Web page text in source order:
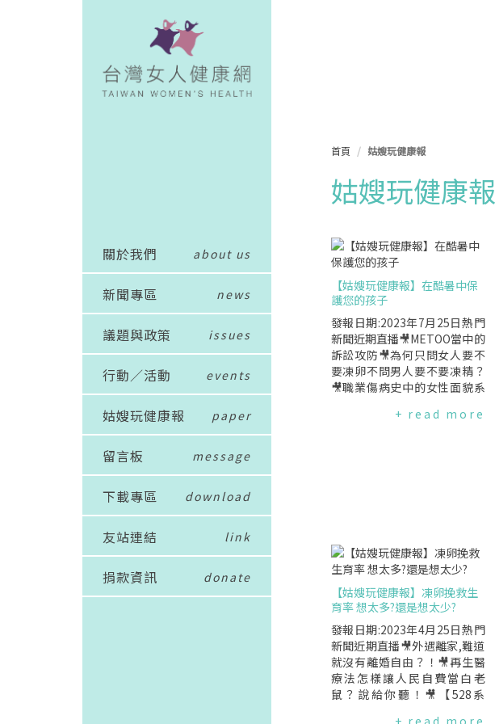
關於我們 about us
新聞專區 news
議題與政策 issues
行動／活動 events
姑嫂玩健康報 paper
留言板 message
下載專區 download
友站連結 link
捐款資訊 donate
首頁 姑嫂玩健康報
姑嫂玩健康報
【姑嫂玩健康報】在酷暑中保
護您的孩子
發報日期:2023年7月25日熱門
新聞近期直播🎥METOO當中的
訴訟攻防🎥為何只問女人要不
要凍卵不問男人要不要凍精？
🎥職業傷病史中的女性面貌系
+ read more
【姑嫂玩健康報】凍卵挽救生
育率 想太多?還是想太少?
發報日期:2023年4月25日熱門
新聞近期直播🎥外遇離家,難道
就沒有離婚自由？！🎥再生醫
療法怎樣讓人民自費當白老
鼠？說給你聽！🎥【528系
+ read more